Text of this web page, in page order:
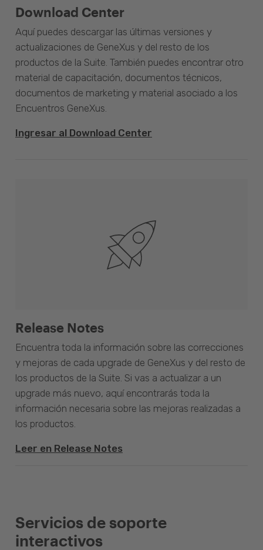
Download Center
Aquí puedes descargar las últimas versiones y
actualizaciones de GeneXus y del resto de los
productos de la Suite. También puedes encontrar otro
material de capacitación, documentos técnicos,
documentos de marketing y material asociado a los
Encuentros GeneXus.
Ingresar al Download Center
Release Notes
Encuentra toda la información sobre las correcciones
y mejoras de cada upgrade de GeneXus y del resto de
los productos de la Suite. Si vas a actualizar a un
upgrade más nuevo, aquí encontrarás toda la
información necesaria sobre las mejoras realizadas a
los productos.
Leer en Release Notes
Servicios de soporte
interactivos